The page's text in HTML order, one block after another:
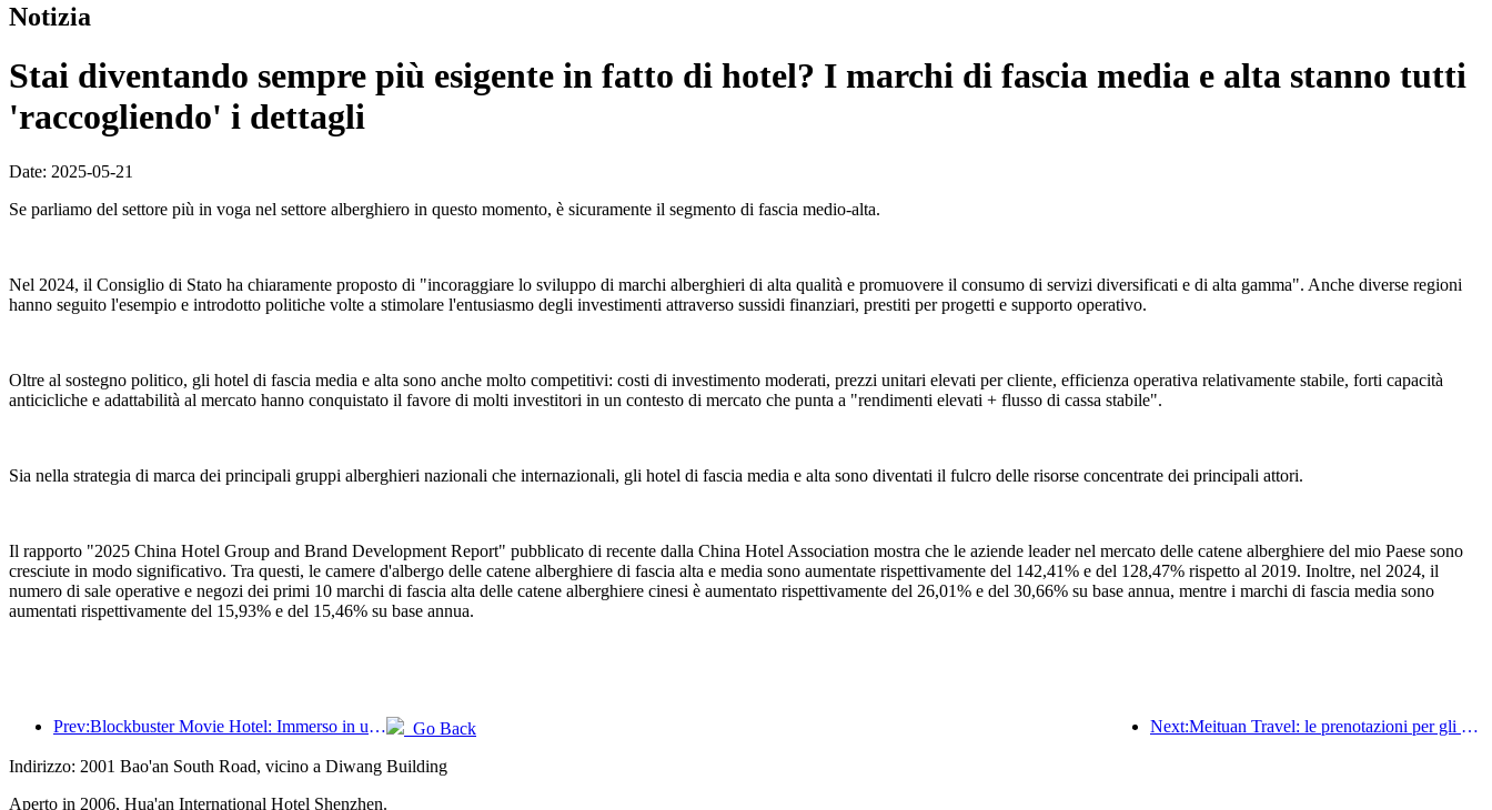
Notizia
Stai diventando sempre più esigente in fatto di hotel? I marchi di fascia media e alta stanno tutti
'raccogliendo' i dettagli
Date: 2025-05-21
Se parliamo del settore più in voga nel settore alberghiero in questo momento, è sicuramente il segmento di fascia medio-alta.
Nel 2024, il Consiglio di Stato ha chiaramente proposto di "incoraggiare lo sviluppo di marchi alberghieri di alta qualità e promuovere il consumo di servizi diversificati e di alta gamma". Anche diverse regioni
hanno seguito l'esempio e introdotto politiche volte a stimolare l'entusiasmo degli investimenti attraverso sussidi finanziari, prestiti per progetti e supporto operativo.
Oltre al sostegno politico, gli hotel di fascia media e alta sono anche molto competitivi: costi di investimento moderati, prezzi unitari elevati per cliente, efficienza operativa relativamente stabile, forti capacità
anticicliche e adattabilità al mercato hanno conquistato il favore di molti investitori in un contesto di mercato che punta a "rendimenti elevati + flusso di cassa stabile".
Sia nella strategia di marca dei principali gruppi alberghieri nazionali che internazionali, gli hotel di fascia media e alta sono diventati il fulcro delle risorse concentrate dei principali attori.
Il rapporto "2025 China Hotel Group and Brand Development Report" pubblicato di recente dalla China Hotel Association mostra che le aziende leader nel mercato delle catene alberghiere del mio Paese sono
cresciute in modo significativo. Tra questi, le camere d'albergo delle catene alberghiere di fascia alta e media sono aumentate rispettivamente del 142,41% e del 128,47% rispetto al 2019. Inoltre, nel 2024, il
numero di sale operative e negozi dei primi 10 marchi di fascia alta delle catene alberghiere cinesi è aumentato rispettivamente del 26,01% e del 30,66% su base annua, mentre i marchi di fascia media sono
aumentati rispettivamente del 15,93% e del 15,46% su base annua.
Prev:Blockbuster Movie Hotel: Immerso in un viaggio di luci e ombre, Blockbuster Movie Hotel definisce una nuova esperienza di viaggio Next:Meituan Travel: le prenotazioni per gli hotel di lusso nelle contee durante il Dragon Boat Festival sono elevate, con le famiglie con bambini che diventano la forza principale
Go Back
Indirizzo: 2001 Bao'an South Road, vicino a Diwang Building
Aperto in 2006, Hua'an International Hotel Shenzhen.